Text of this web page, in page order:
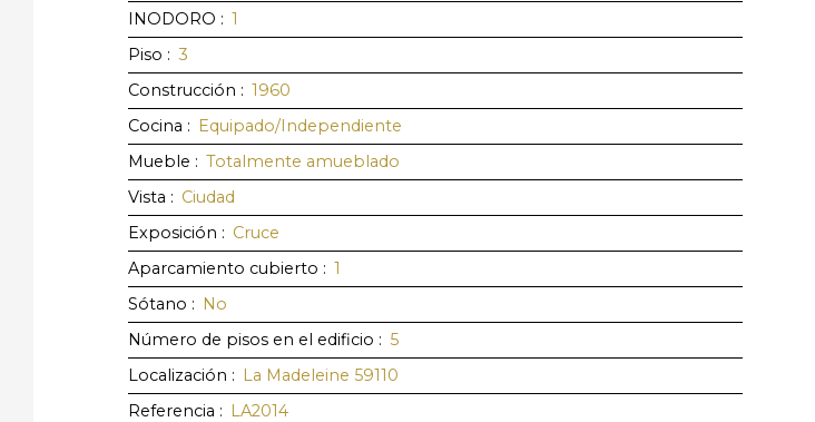
INODORO : 1
Piso : 3
Construcción : 1960
Cocina : Equipado/Independiente
Mueble : Totalmente amueblado
Vista : Ciudad
Exposición : Cruce
Aparcamiento cubierto : 1
Sótano : No
Número de pisos en el edificio : 5
Localización : La Madeleine 59110
Referencia : LA2014